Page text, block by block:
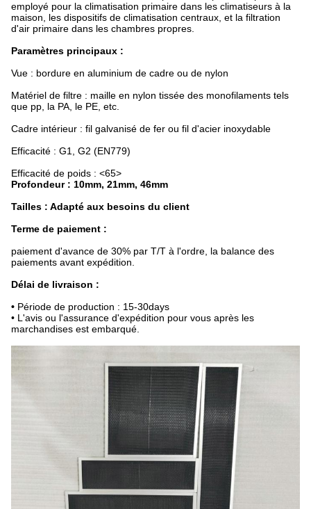
employé pour la climatisation primaire dans les climatiseurs à la
maison, les dispositifs de climatisation centraux, et la filtration
d'air primaire dans les chambres propres.
Paramètres principaux :
Vue : bordure en aluminium de cadre ou de nylon
Matériel de filtre : maille en nylon tissée des monofilaments tels
que pp, la PA, le PE, etc.
Cadre intérieur : fil galvanisé de fer ou fil d'acier inoxydable
Efficacité : G1, G2 (EN779)
Efficacité de poids : <65>
Profondeur : 10mm, 21mm, 46mm
Tailles : Adapté aux besoins du client
Terme de paiement :
paiement d'avance de 30% par T/T à l'ordre, la balance des
paiements avant expédition.
Délai de livraison :
• Période de production : 15-30days
• L'avis ou l'assurance d'expédition pour vous après les
marchandises est embarqué.